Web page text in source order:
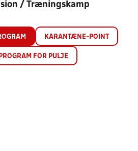
/ Træningskamp
KARANTÆNE-POINT
FOR PULJE